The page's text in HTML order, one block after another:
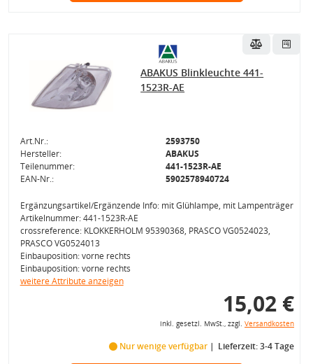
ABAKUS Blinkleuchte 441-
1523R-AE
Art.Nr.:
2593750
Hersteller:
ABAKUS
Teilenummer:
441-1523R-AE
EAN-Nr.:
5902578940724
Ergänzungsartikel/Ergänzende Info: mit Glühlampe, mit Lampenträger
Artikelnummer: 441-1523R-AE
crossreference: KLOKKERHOLM 95390368, PRASCO VG0524023,
PRASCO VG0524013
Einbauposition: vorne rechts
Einbauposition: vorne rechts
weitere Attribute anzeigen
15,02 €
inkl. gesetzl. MwSt., zzgl. Versandkosten
Nur wenige verfügbar Lieferzeit: 3-4 Tage